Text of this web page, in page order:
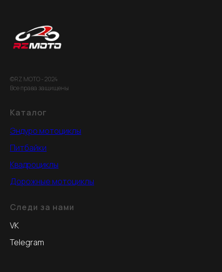
©RZ MOTO - 2024
Все права защищены
Каталог
Эндуро мотоциклы
Питбайки
Квадроциклы
Дорожные мотоциклы
Следи за нами
VK
Telegram